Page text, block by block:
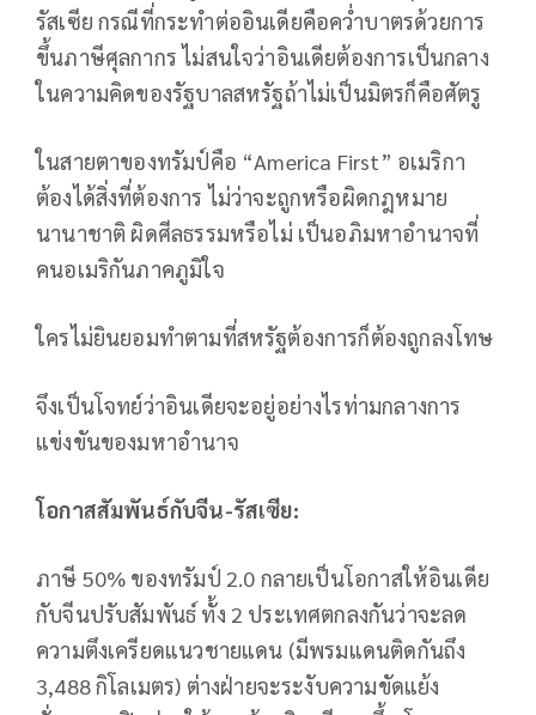
รัสเซีย กรณีที่กระทำต่ออินเดียคือคว่ำบาตรด้วยการ
ขึ้นภาษีศุลกากร ไม่สนใจว่าอินเดียต้องการเป็นกลาง
ในความคิดของรัฐบาลสหรัฐถ้าไม่เป็นมิตรก็คือศัตรู
ในสายตาของทรัมป์คือ “America First” อเมริกา
ต้องได้สิ่งที่ต้องการ ไม่ว่าจะถูกหรือผิดกฎหมาย
นานาชาติ ผิดศีลธรรมหรือไม่ เป็นอภิมหาอำนาจที่
คนอเมริกันภาคภูมิใจ
ใครไม่ยินยอมทำตามที่สหรัฐต้องการก็ต้องถูกลงโทษ
จึงเป็นโจทย์ว่าอินเดียจะอยู่อย่างไรท่ามกลางการ
แข่งขันของมหาอำนาจ
โอกาสสัมพันธ์กับจีน-รัสเซีย:
ภาษี 50% ของทรัมป์ 2.0 กลายเป็นโอกาสให้อินเดีย
กับจีนปรับสัมพันธ์ ทั้ง 2 ประเทศตกลงกันว่าจะลด
ความตึงเครียดแนวชายแดน (มีพรมแดนติดกันถึง
3,488 กิโลเมตร) ต่างฝ่ายจะระงับความขัดแย้ง